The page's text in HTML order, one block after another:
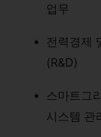
업무
전력경제
(R&D)
스마트그
시스템 관